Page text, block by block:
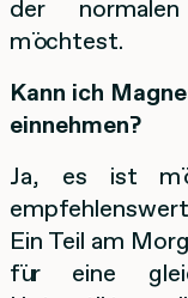
der
möchtest.
Kann ich
einnehmen?
Ja, es ist
Ein Teil am
für eine